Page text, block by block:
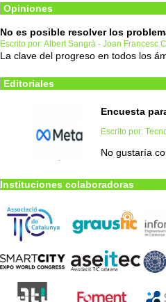
Opiniones
No es posible resolver los
Escrito por: Albert Sangrà - Joan Francesc
La clave del progreso en todos los
Editoriales
Encuesta
Escrito por:
No gustaría
Instituciones colaboradoras